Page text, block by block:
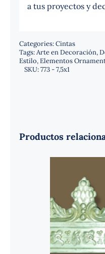
a tus proyectos y
Categories:Cintas
Tags:Arte en Decoración,
Estilo,Elementos
SKU:773 - 7,5x1
Productos